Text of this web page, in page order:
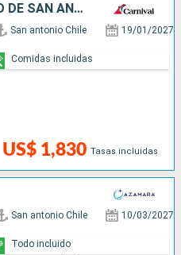
AMÉRICA DEL SUR CRUCERO DE SAN ANTONIO A BUENOS AIRES
San antonio Chile 19/01/2027
US$ 1,830 Tasas incluidas
Comidas incluidas
San antonio Chile 10/03/2027
Todo incluido